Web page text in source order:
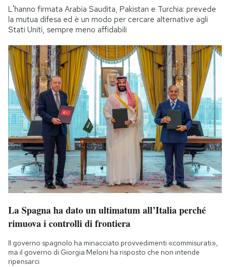
L'hanno firmata Arabia Saudita, Pakistan e Turchia: prevede
la mutua difesa ed è un modo per cercare alternative agli
Stati Uniti, sempre meno affidabili
La Spagna ha dato un ultimatum all’Italia perché
rimuova i controlli di frontiera
Il governo spagnolo ha minacciato provvedimenti «commisurati»,
ma il governo di Giorgia Meloni ha risposto che non intende
ripensarci